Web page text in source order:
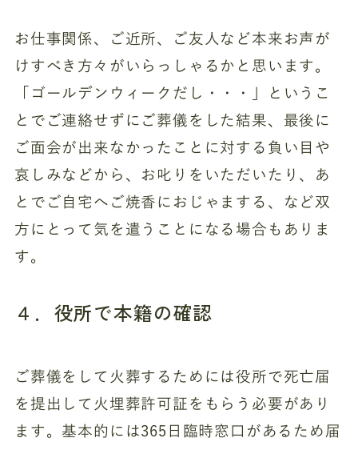
お仕事関係、ご近所、ご友人など本来お声が
けすべき方々がいらっしゃるかと思います。
「ゴールデンウィークだし・・・」というこ
とでご連絡せずにご葬儀をした結果、最後に
ご面会が出来なかったことに対する負い目や
哀しみなどから、お叱りをいただいたり、あ
とでご自宅へご焼香におじゃまする、など双
方にとって気を遣うことになる場合もありま
す。
４．役所で本籍の確認
ご葬儀をして火葬するためには役所で死亡届
を提出して火埋葬許可証をもらう必要があり
ます。基本的には365日臨時窓口があるため届